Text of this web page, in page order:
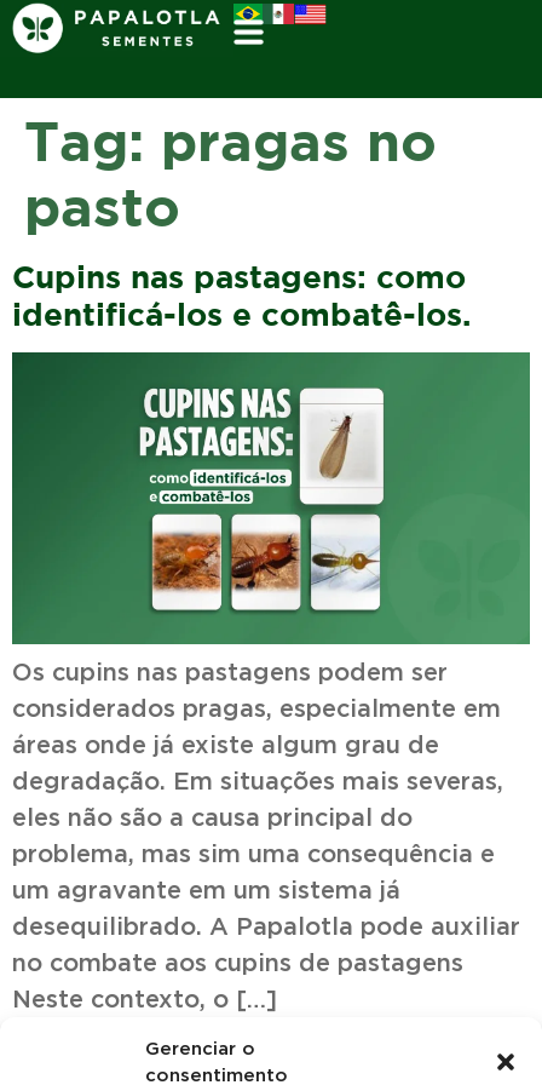
Gerenciar o
consentimento
Tag: pragas no
pasto
Cupins nas pastagens: como
identificá-los e combatê-los.
Os cupins nas pastagens podem ser
considerados pragas, especialmente em
áreas onde já existe algum grau de
degradação. Em situações mais severas,
eles não são a causa principal do
problema, mas sim uma consequência e
um agravante em um sistema já
desequilibrado. A Papalotla pode auxiliar
no combate aos cupins de pastagens
Neste contexto, o […]